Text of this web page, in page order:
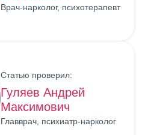
Врач-нарколог, психотерапевт
Статью проверил:
Гуляев Андрей
Максимович
Главврач, психиатр-нарколог